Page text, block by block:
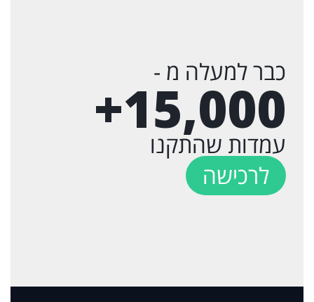
כבר למעלה מ -
15,000
+
עמדות שהתקנו
לרכישה